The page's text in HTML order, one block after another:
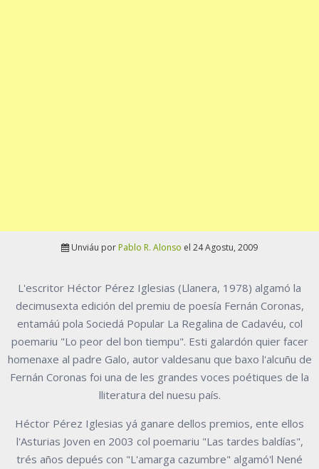
Unviáu por Pablo R. Alonso el 24 Agostu, 2009
L'escritor Héctor Pérez Iglesias (Llanera, 1978) algamó la
decimusexta edición del premiu de poesía Fernán Coronas,
entamáú pola Sociedá Popular La Regalina de Cadavéu, col
poemariu "Lo peor del bon tiempu". Esti galardón quier facer
homenaxe al padre Galo, autor valdesanu que baxo l'alcuñu de
Fernán Coronas foi una de les grandes voces poétiques de la
lliteratura del nuesu país.
Héctor Pérez Iglesias yá ganare dellos premios, ente ellos
l'Asturias Joven en 2003 col poemariu "Las tardes baldías",
trés años depués con "L'amarga cazumbre" algamó'l Nené